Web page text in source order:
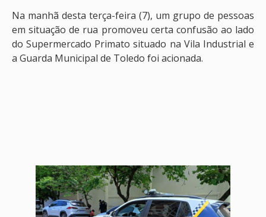
Na manhã desta terça-feira (7), um grupo de pessoas
em situação de rua promoveu certa confusão ao lado
do Supermercado Primato situado na Vila Industrial e
a Guarda Municipal de Toledo foi acionada.